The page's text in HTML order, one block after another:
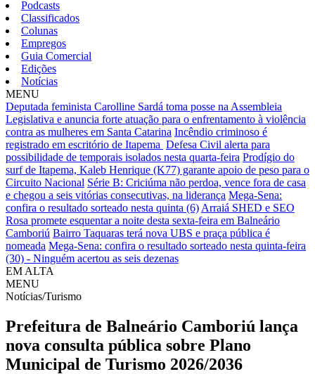
Podcasts
Classificados
Colunas
Empregos
Guia Comercial
Edições
Notícias
MENU
Deputada feminista Carolline Sardá toma posse na Assembleia
Legislativa e anuncia forte atuação para o enfrentamento à violência
contra as mulheres em Santa Catarina Incêndio criminoso é
registrado em escritório de Itapema Defesa Civil alerta para
possibilidade de temporais isolados nesta quarta-feira Prodígio do
surf de Itapema, Kaleb Henrique (K77) garante apoio de peso para o
Circuito Nacional Série B: Criciúma não perdoa, vence fora de casa
e chegou a seis vitórias consecutivas, na liderança Mega-Sena:
confira o resultado sorteado nesta quinta (6) Arraiá SHED e SEO
Rosa promete esquentar a noite desta sexta-feira em Balneário
Camboriú Bairro Taquaras terá nova UBS e praça pública é
nomeada Mega-Sena: confira o resultado sorteado nesta quinta-feira
(30) - Ninguém acertou as seis dezenas
EM ALTA
MENU
Notícias/Turismo
Prefeitura de Balneário Camboriú lança
nova consulta pública sobre Plano
Municipal de Turismo 2026/2036